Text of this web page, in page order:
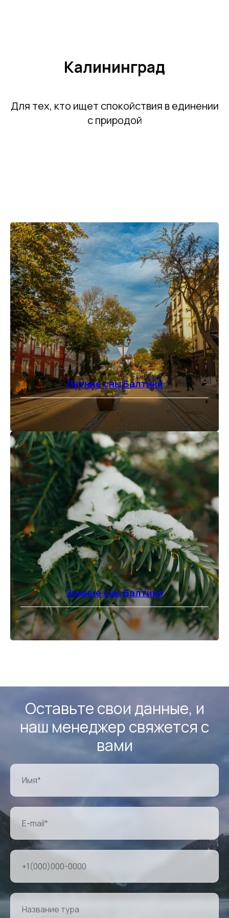
Калининград
Для тех, кто ищет спокойствия в единении
с природой
Летние сны Балтики
Зимние сны Балтики
Оставьте свои данные, и
наш менеджер свяжется с
вами